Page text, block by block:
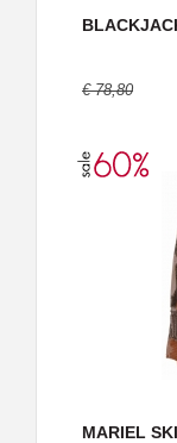
€ 78,80
MARIEL